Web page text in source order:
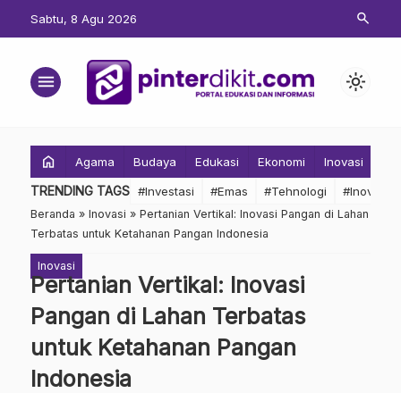
Sabtu, 8 Agu 2026 search
menu light_mode
home Agama Budaya Edukasi Ekonomi Inovasi
TRENDING TAGS #Investasi #Emas #Tehnologi #Inovasi
Beranda » Inovasi » Pertanian Vertikal: Inovasi Pangan di Lahan
Terbatas untuk Ketahanan Pangan Indonesia
Inovasi
Pertanian Vertikal: Inovasi
Pangan di Lahan Terbatas
untuk Ketahanan Pangan
Indonesia